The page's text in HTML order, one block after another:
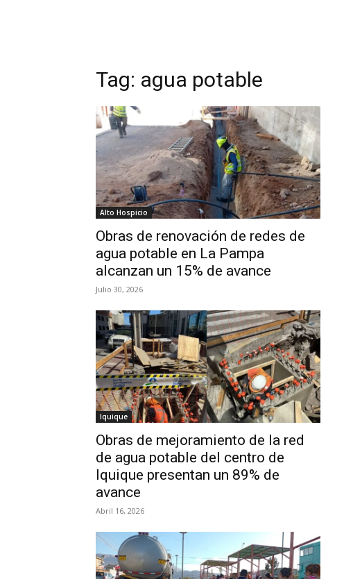
Tag: agua potable
Alto Hospicio
Obras de renovación de redes de
agua potable en La Pampa
alcanzan un 15% de avance
Julio 30, 2026
Iquique
Obras de mejoramiento de la red
de agua potable del centro de
Iquique presentan un 89% de
avance
Abril 16, 2026